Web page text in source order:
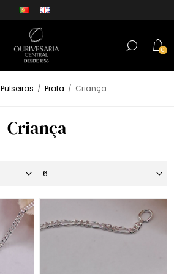
0
Pulseiras / Prata / Criança
Criança